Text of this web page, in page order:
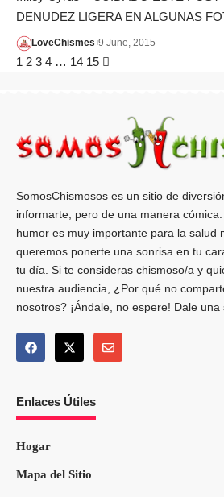
DENUDEZ LIGERA EN ALGUNAS
LoveChismes 9 June, 2015
1 2 3 4 … 14 15
SomosChismosos es un sitio de
informarte, pero de una manera
humor es muy importante para la salud
queremos ponerte una sonrisa en tu
tu día. Si te consideras chismoso/a y
nuestra audiencia, ¿Por qué no
nosotros? ¡Ándale, no espere! Dale
Enlaces Útiles
Hogar
Mapa del Sitio